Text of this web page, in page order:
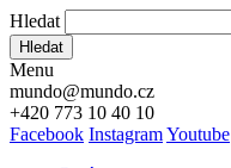
Hledat
Hledat
Menu
mundo@mundo.cz
+420 773 10 40 10
Facebook InstagramYoutube